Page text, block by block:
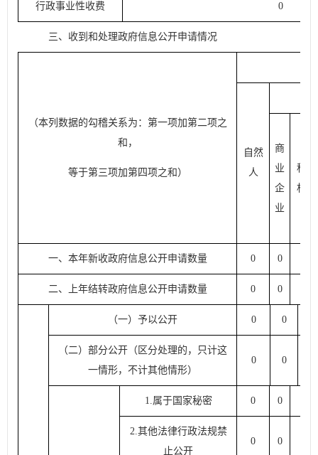
行政事业性收费 0
三、 收到和处理政府信息公开申请情况
（本列数据的勾稽关系为：第一项加第二项之
和，
等于第三项加第四项之和）
自然
人
商
业
企
业
科研
机构
一、本年新收政府信息公开申请数量 0 0
二、上年结转政府信息公开申请数量 0 0
（一）予以公开 0 0
（二）部分公开（区分处理的，只计这
一情形，不计其他情形）
0 0
1.属于国家秘密 0 0
2.其他法律行政法规禁
止公开
0 0